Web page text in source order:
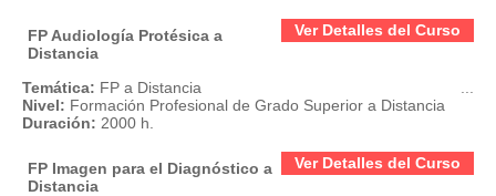
Ver Detalles del Curso
FP Audiología Protésica a
Distancia
Temática: FP a Distancia
Nivel: Formación Profesional de Grado Superior a Distancia
Duración: 2000 h.
Ver Detalles del Curso
FP Imagen para el Diagnóstico a
Distancia